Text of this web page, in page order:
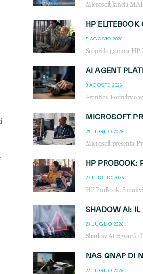
5 AGOSTO 2026
3 AGOSTO 2026
29 LUGLIO 2026
27 LUGLIO 2026
23 LUGLIO 2026
22 LUGLIO 2026